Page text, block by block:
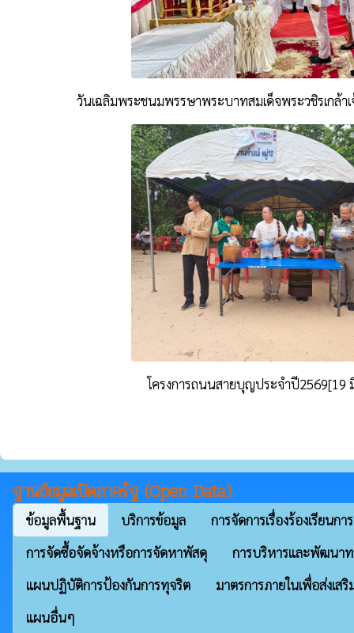
วันเฉลิมพระชนมพรรษาพระบาทสมเด็จพระวชิรเกล้า
โครงการถนนสายบุญประจำปี2569[19
ฐานข้อมูลเปิดภาครัฐ (Open Data)
ข้อมูลพื้นฐาน บริการข้อมูล
การจัดการเรื่องร้องเรียนกา
การจัดซื้อจัดจ้างหรือการจัดหาพัสดุ
การบริหารและพัฒนา
แผนปฏิบัติการป้องกันการทุจริต
มาตรการภายในเพื่อส่งเส
แผนอื่นๆ